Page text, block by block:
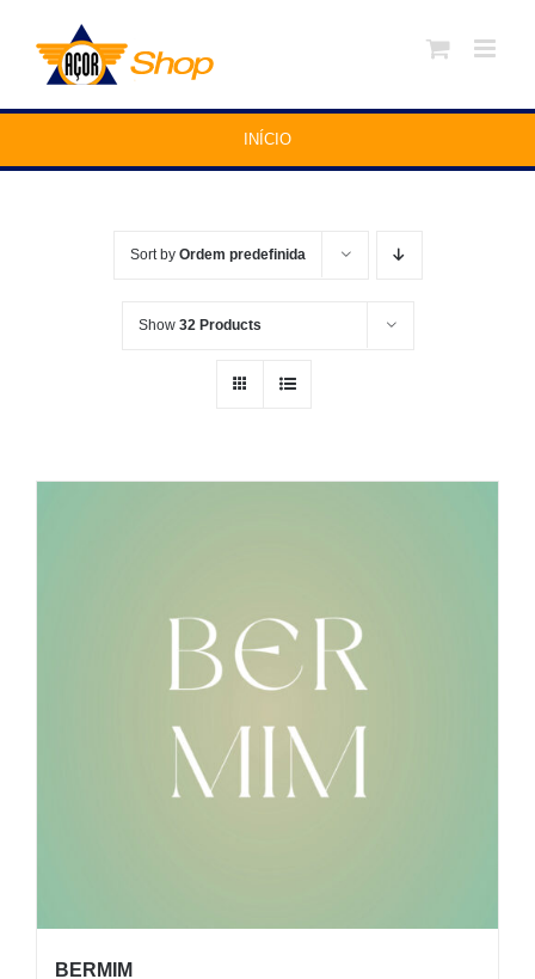
content
INÍCIO
Sort by Ordem predefinida
Show 32 Products
BERMIM